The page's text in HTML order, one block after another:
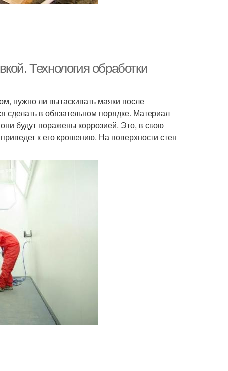
Технология обработки
нужно ли вытаскивать маяки после
сделать в обязательном порядке. Материал
будут поражены коррозией. Это, в свою
к его крошению. На поверхности стен